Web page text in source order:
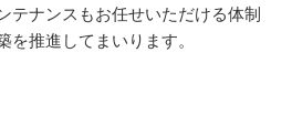
テナンスもお任せいただける体制
推進してまいります。